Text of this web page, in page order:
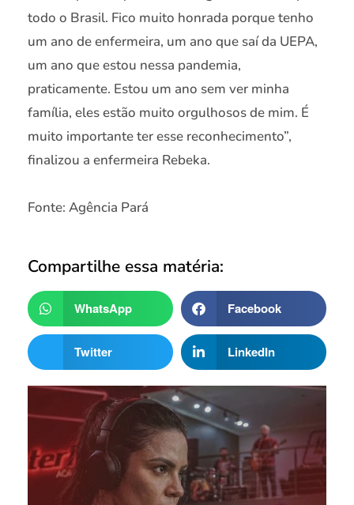
todo o Brasil. Fico muito honrada porque tenho
um ano de enfermeira, um ano que saí da UEPA,
um ano que estou nessa pandemia,
praticamente. Estou um ano sem ver minha
família, eles estão muito orgulhosos de mim. É
muito importante ter esse reconhecimento”,
finalizou a enfermeira Rebeka.
Fonte: Agência Pará
Compartilhe essa matéria:
WhatsApp Facebook
Twitter LinkedIn